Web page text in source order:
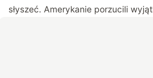
słyszeć. Amerykanie porzucili